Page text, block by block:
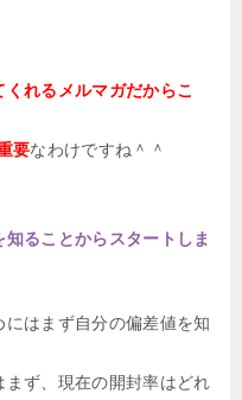
れるメルマガだからこ
要なわけですね＾＾
ることからスタートしま
はまず自分の偏差値を知
まず、現在の開封率はどれ